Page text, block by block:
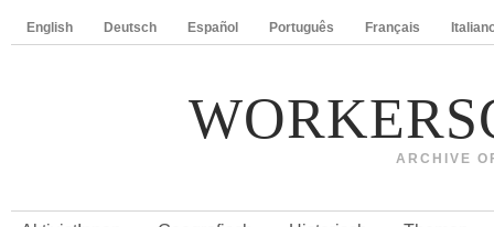
English Deutsch Español Português Français
ARCHIVE